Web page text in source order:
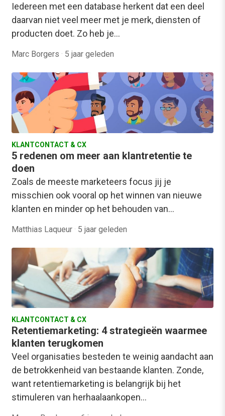
Iedereen met een database herkent dat een deel
daarvan niet veel meer met je merk, diensten of
producten doet. Zo heb je…
Marc Borgers · 5 jaar geleden
KLANTCONTACT & CX
5 redenen om meer aan klantretentie te
doen
Zoals de meeste marketeers focus jij je
misschien ook vooral op het winnen van nieuwe
klanten en minder op het behouden van…
Matthias Laqueur · 5 jaar geleden
KLANTCONTACT & CX
Retentiemarketing: 4 strategieën waarmee
klanten terugkomen
Veel organisaties besteden te weinig aandacht aan
de betrokkenheid van bestaande klanten. Zonde,
want retentiemarketing is belangrijk bij het
stimuleren van herhaalaankopen…